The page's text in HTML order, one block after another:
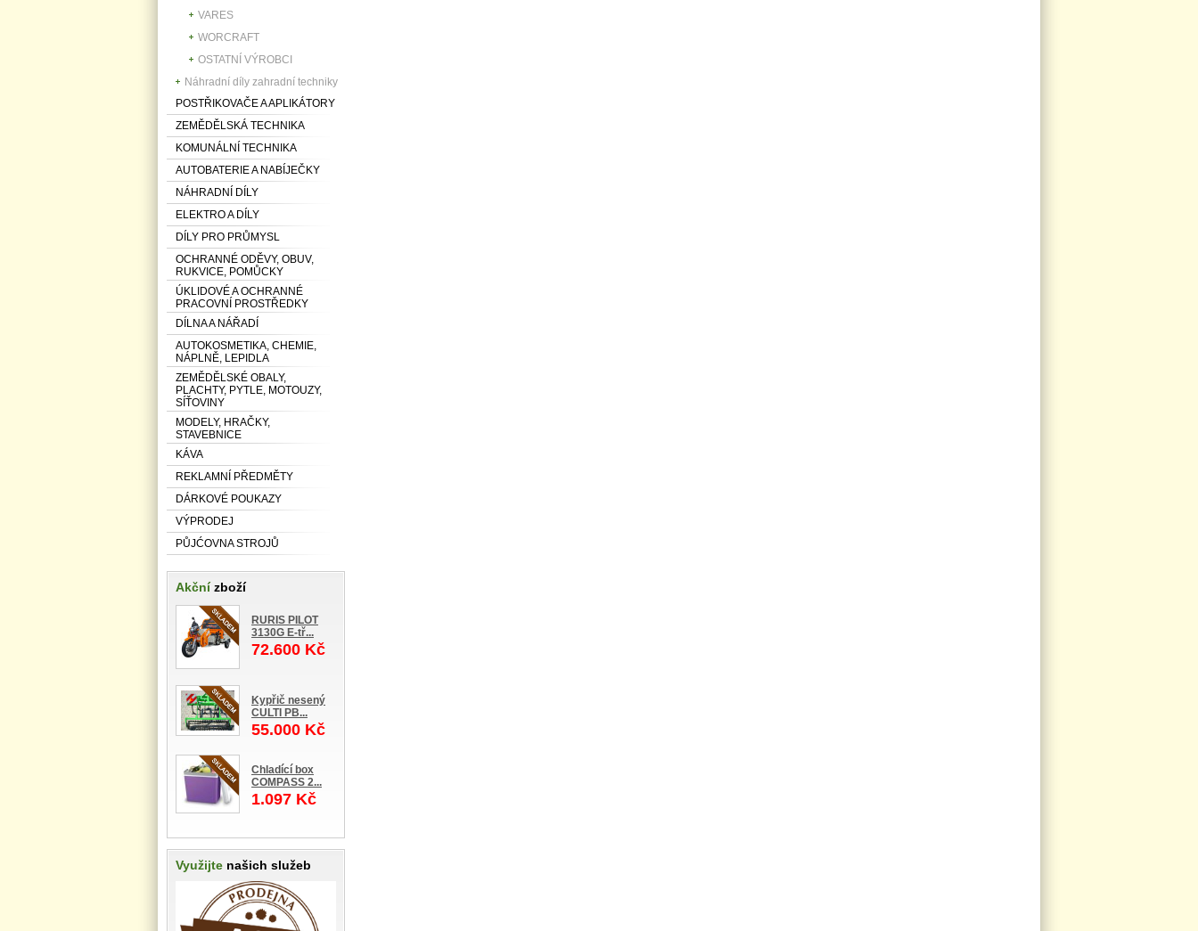
VARES
WORCRAFT
OSTATNÍ VÝROBCI
Náhradní díly zahradní techniky
POSTŘIKOVAČE A APLIKÁTORY
ZEMĚDĚLSKÁ TECHNIKA
KOMUNÁLNÍ TECHNIKA
AUTOBATERIE A NABÍJEČKY
NÁHRADNÍ DÍLY
ELEKTRO A DÍLY
DÍLY PRO PRŮMYSL
OCHRANNÉ ODĚVY, OBUV,
RUKVICE, POMŮCKY
ÚKLIDOVÉ A OCHRANNÉ
PRACOVNÍ PROSTŘEDKY
DÍLNA A NÁŘADÍ
AUTOKOSMETIKA, CHEMIE,
NÁPLNĚ, LEPIDLA
ZEMĚDĚLSKÉ OBALY,
PLACHTY, PYTLE, MOTOUZY,
SÍŤOVINY
MODELY, HRAČKY,
STAVEBNICE
KÁVA
REKLAMNÍ PŘEDMĚTY
DÁRKOVÉ POUKAZY
VÝPRODEJ
PŮJĆOVNA STROJŮ
Akčnízboží
RURIS PILOT
3130G E-tř...
72.600 Kč
Kypřič nesený
CULTI PB...
55.000 Kč
Chladící box
COMPASS 2...
1.097 Kč
Využijte našich služeb